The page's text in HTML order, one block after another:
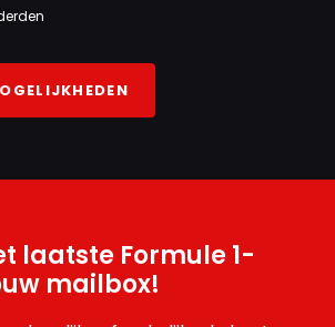
laatste Formule 1-
mailbox!